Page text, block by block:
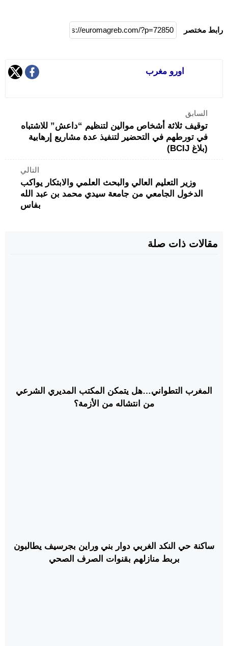
رابط مختصر
اورو مغرب
السابق
توقيف ثلاثة أشخاص موالين لتنظيم “داعش” للاشتباه
في تورطهم في التحضير لتنفيذ عدة مشاريع إرهابية
(بلاغ BCIJ)
التالي
وزير التعليم العالي والبحث العلمي والابتكار يواكب
الدخول الجامعي من جامعة سيدي محمد بن عبد الله
بفاس
مقالات ذات صلة
المغرب التطواني…هل يتمكن المكتب المديري الشرعي
من انتشاله من الأزمة؟
ساكنة حي النكد الغربي دوار بني وراين بجرسيف يطالبون
بربط منازلهم بقنوات الصرف الصحي